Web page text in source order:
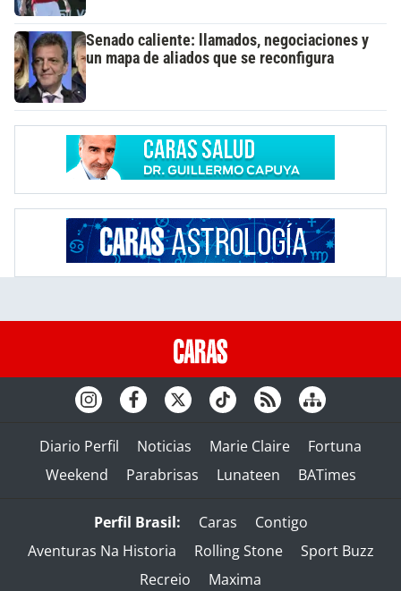
Senado caliente: llamados, negociaciones y
un mapa de aliados que se reconfigura
Diario Perfil Noticias Marie Claire
Fortuna
Weekend
Parabrisas Lunateen BATimes
Perfil Brasil: Caras
Contigo
Aventuras Na Historia
Rolling Stone
Sport Buzz
Recreio
Maxima